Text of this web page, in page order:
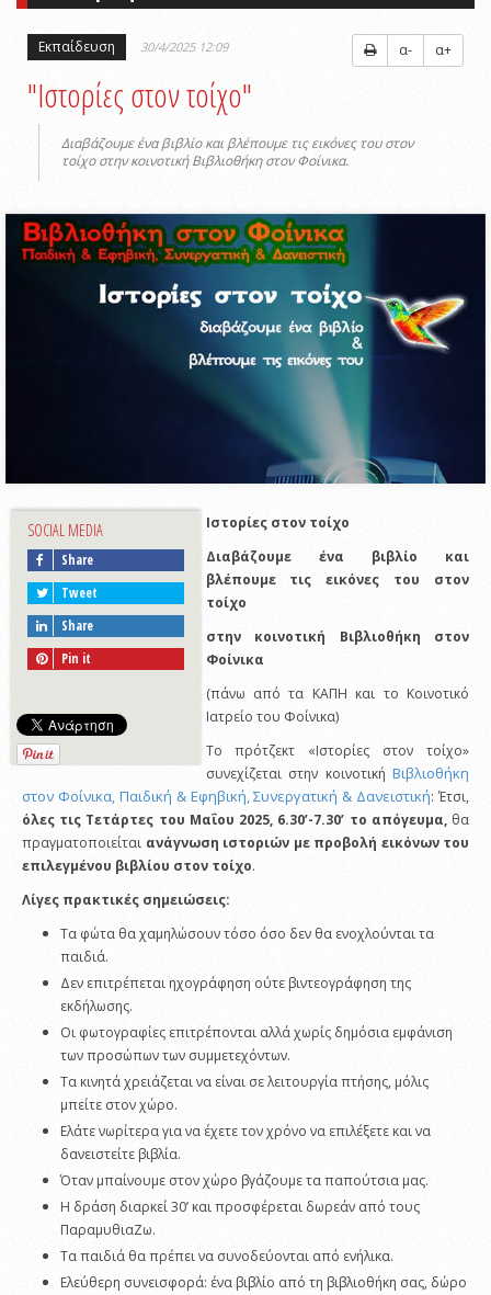
Εκπαίδευση 30/4/2025 12:09 α- α+
"Ιστορίες στον τοίχο"
Διαβάζουμε ένα βιβλίο και βλέπουμε τις εικόνες του στον
τοίχο στην κοινοτική Βιβλιοθήκη στον Φοίνικα.
SOCIAL MEDIA
Share
Tweet
Share
Pin it
Ιστορίες στον τοίχο
Διαβάζουμε ένα βιβλίο και
βλέπουμε τις εικόνες του στον
τοίχο
στην κοινοτική Βιβλιοθήκη στον
Φοίνικα
(πάνω από τα ΚΑΠΗ και το Κοινοτικό
Ιατρείο του Φοίνικα)
Το πρότζεκτ «Ιστορίες στον τοίχο»
συνεχίζεται στην κοινοτική Βιβλιοθήκη
στον Φοίνικα, Παιδική & Εφηβική, Συνεργατική & Δανειστική: Έτσι,
όλες τις Τετάρτες του Μαΐου 2025, 6.30’-7.30’ το απόγευμα,θα
πραγματοποιείται ανάγνωση ιστοριών με προβολή εικόνων του
επιλεγμένου βιβλίου στον τοίχο.
Λίγες πρακτικές σημειώσεις:
Τα φώτα θα χαμηλώσουν τόσο όσο δεν θα ενοχλούνται τα
παιδιά.
Δεν επιτρέπεται ηχογράφηση ούτε βιντεογράφηση της
εκδήλωσης.
Οι φωτογραφίες επιτρέπονται αλλά χωρίς δημόσια εμφάνιση
των προσώπων των συμμετεχόντων.
Τα κινητά χρειάζεται να είναι σε λειτουργία πτήσης, μόλις
μπείτε στον χώρο.
Ελάτε νωρίτερα για να έχετε τον χρόνο να επιλέξετε και να
δανειστείτε βιβλία.
Όταν μπαίνουμε στον χώρο βγάζουμε τα παπούτσια μας.
Η δράση διαρκεί 30’ και προσφέρεται δωρεάν από τους
ΠαραμυθιαΖω.
Τα παιδιά θα πρέπει να συνοδεύονται από ενήλικα.
Ελεύθερη συνεισφορά: ένα βιβλίο από τη βιβλιοθήκη σας, δώρο